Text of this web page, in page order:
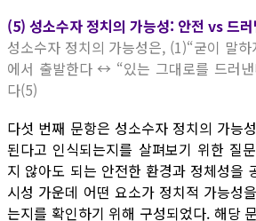
(5) 성소수자 정치의 가능성: 안전 vs 드러
성소수자 정치의 가능성은, (1)“굳이 말
에서 출발한다 ↔ “있는 그대로를 드러
다(5)
다섯 번째 문항은 성소수자 정치의 가능
된다고 인식되는지를 살펴보기 위한 질
지 않아도 되는 안전한 환경과 정체성을
시성 가운데 어떤 요소가 정치적 가능성
는지를 확인하기 위해 구성되었다. 해당